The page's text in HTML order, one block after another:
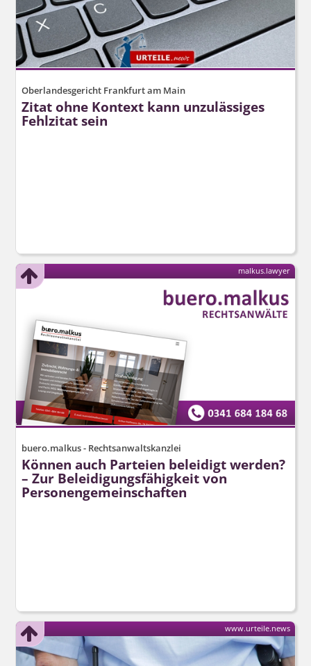
Oberlandesgericht Frankfurt am Main
Zitat ohne Kontext kann unzulässiges
Fehlzitat sein
buero.malkus - Rechtsanwaltskanzlei
Können auch Parteien beleidigt werden?
– Zur Beleidigungs­fähigkeit von
Personenge­meinschaften
malkus.lawyer
www.urteile.news